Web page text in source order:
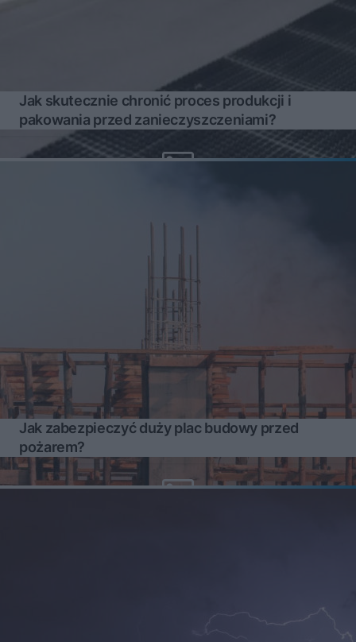
Jak skutecznie chronić proces produkcji i
pakowania przed zanieczyszczeniami?
Jak zabezpieczyć duży plac budowy przed
pożarem?